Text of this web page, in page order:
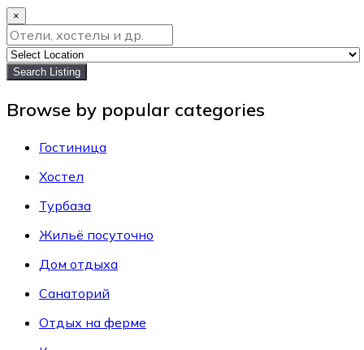
×
Search Listing
Browse by popular categories
Гостиница
Хостел
Турбаза
Жильё посуточно
Дом отдыха
Санаторий
Отдых на ферме